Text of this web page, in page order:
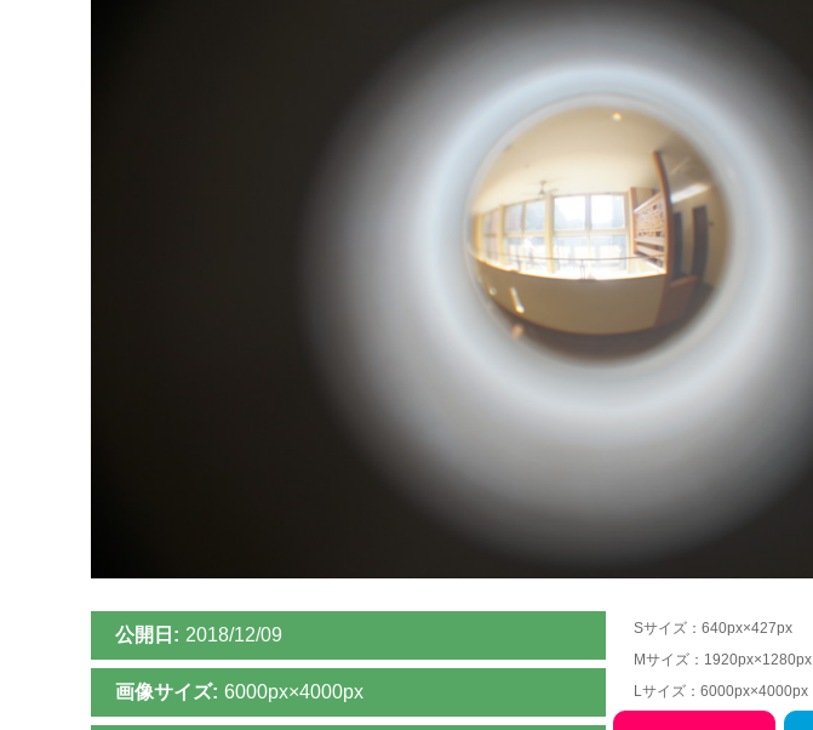
公開日: 2018/12/09
画像サイズ: 6000px×4000px
Sサイズ：640px×427px
Mサイズ：1920px×1280px
Lサイズ：6000px×4000px